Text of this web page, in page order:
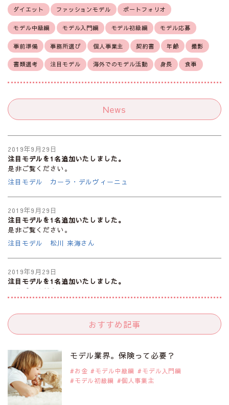
ダイエット ファッションモデル ポートフォリオ
モデル中級編 モデル入門編 モデル初級編 モデル応募
事前準備 事務所選び 個人事業主 契約書 年齢 撮影
書類選考 注目モデル 海外でのモデル活動 身長 食事
News
2019年9月29日
注目モデルを1名追加いたしました。
是非ご覧ください。
注目モデル カーラ・デルヴィーニュ
2019年9月29日
注目モデルを1名追加いたしました。
是非ご覧ください。
注目モデル 松川 来海さん
2019年9月29日
注目モデルを1名追加いたしました。
是非ご覧ください。
2019年9月29日
是非ご覧ください。
注目モデル 水原佑果さん
2019年9月29日
おすすめ記事
モデル業界。保険って必要？
お金 モデル中級編
モデル入門編
モデル初級編
個人事業主